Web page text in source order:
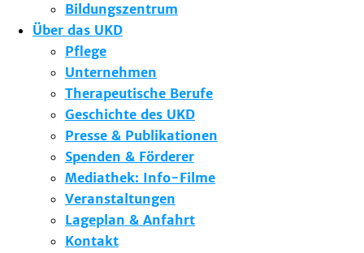
Bildungszentrum
Über das UKD
Pflege
Unternehmen
Therapeutische Berufe
Geschichte des UKD
Presse & Publikationen
Spenden & Förderer
Mediathek: Info-Filme
Veranstaltungen
Lageplan & Anfahrt
Kontakt